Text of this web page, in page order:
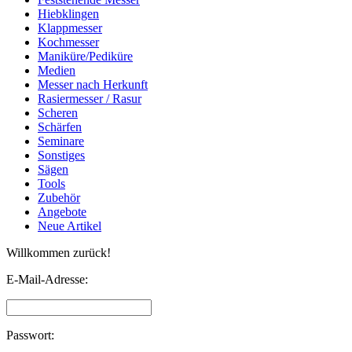
Hiebklingen
Klappmesser
Kochmesser
Maniküre/Pediküre
Medien
Messer nach Herkunft
Rasiermesser / Rasur
Scheren
Schärfen
Seminare
Sonstiges
Sägen
Tools
Zubehör
Angebote
Neue Artikel
Willkommen zurück!
E-Mail-Adresse:
Passwort: